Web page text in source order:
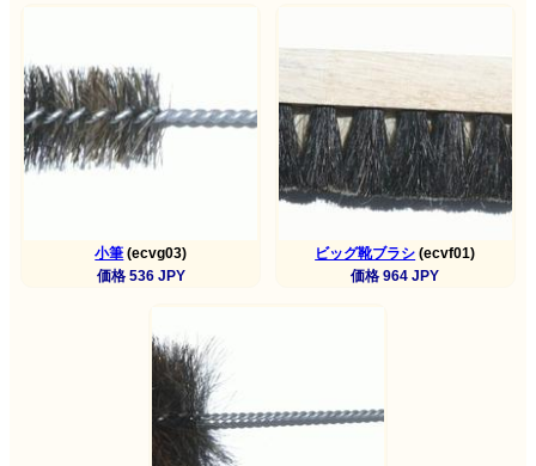
小筆 (ecvg03)
価格 536 JPY
ビッグ靴ブラシ (ecvf01)
価格 964 JPY